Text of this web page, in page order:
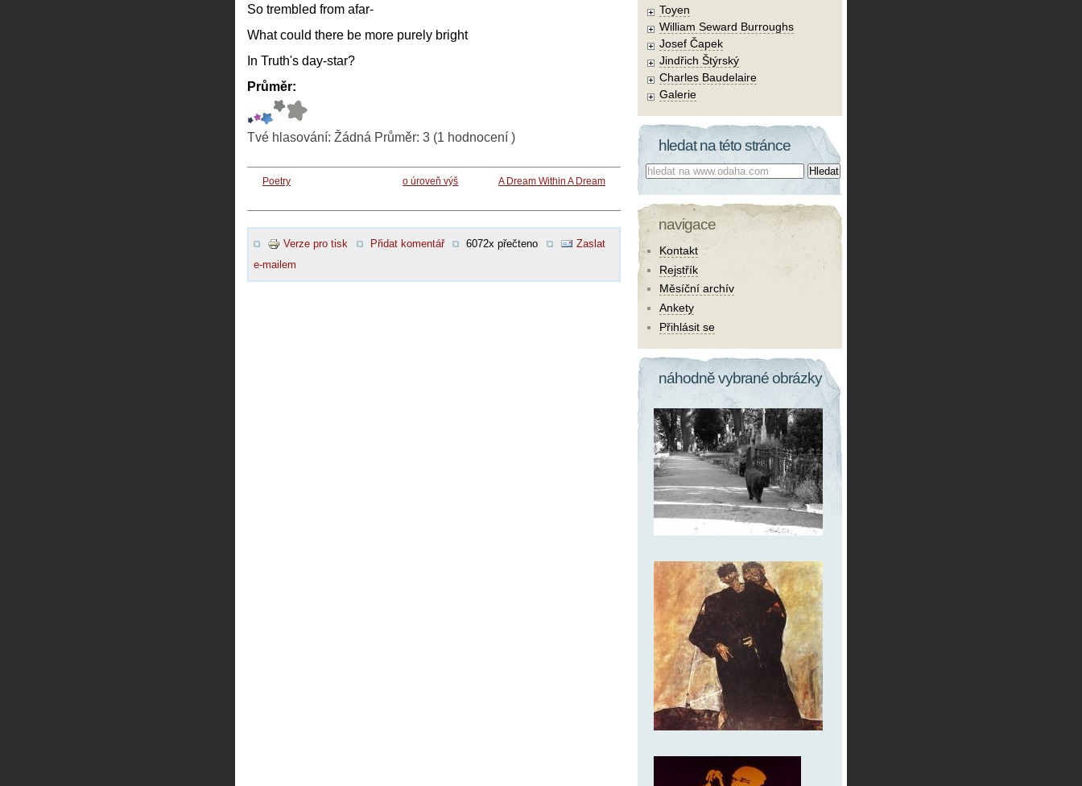
So trembled from afar-
What could there be more purely bright
In Truth's day-star?
Průměr:
Tvé hlasování: Žádná Průměr: 3 (1 hodnocení )
Poetry o úroveň výš A Dream Within A Dream
Verze pro tisk Přidat komentář 6072x přečteno
Zaslat
e-mailem
Toyen
William Seward Burroughs
Josef Čapek
Jindřich Štýrský
Charles Baudelaire
Galerie
hledat na této stránce
Co hledat:
navigace
Kontakt
Rejstřík
Měsíční archív
Ankety
Přihlásit se
náhodně vybrané obrázky